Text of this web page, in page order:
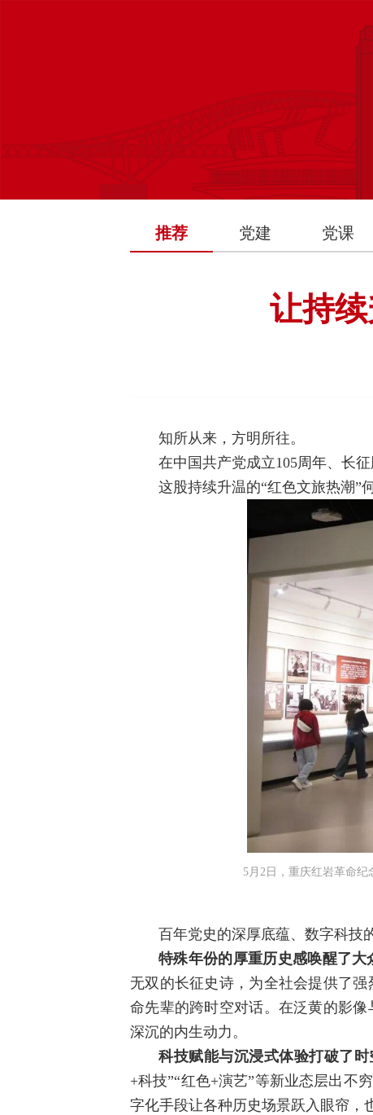
推荐 党建 党课
让持
知所从来，方明所往。
在中国共产党成立105周年、长
这股持续升温的“红色文旅热潮”
5月2日，重庆红岩革命
百年党史的深厚底蕴、数字科技
特殊年份的厚重历史感唤醒了
无双的长征史诗，为全社会提供了
命先辈的跨时空对话。在泛黄的影
深沉的内生动力。
科技赋能与沉浸式体验打破了
+科技”“红色+演艺”等新业态层出不
字化手段让各种历史场景跃入眼帘，